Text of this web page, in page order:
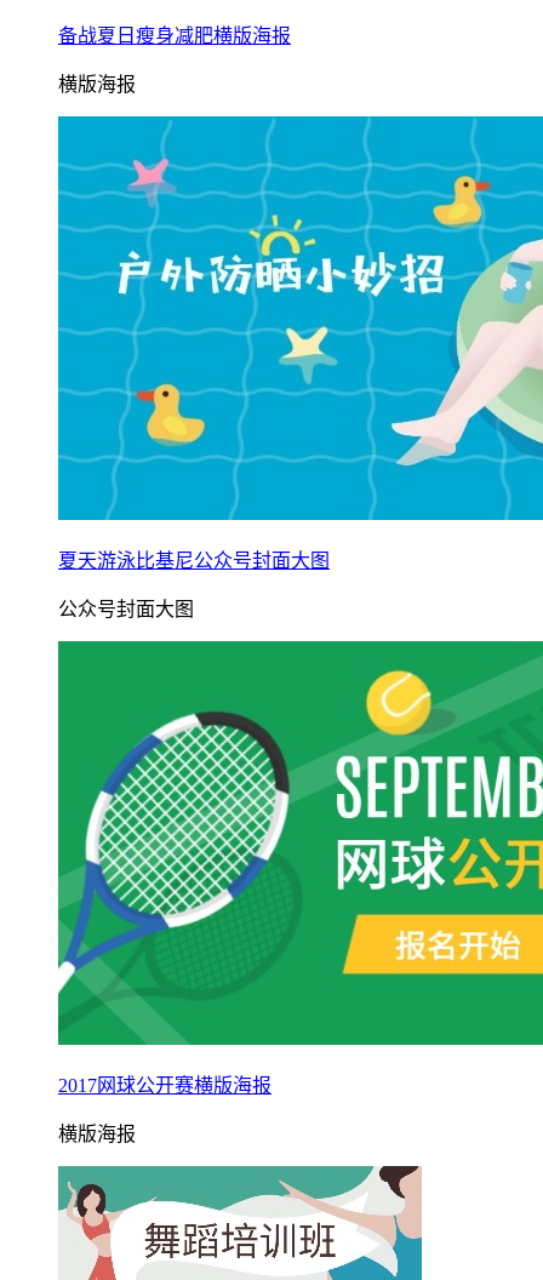
备战夏日瘦身减肥横版海报
横版海报
夏天游泳比基尼公众号封面大图
公众号封面大图
2017网球公开赛横版海报
横版海报